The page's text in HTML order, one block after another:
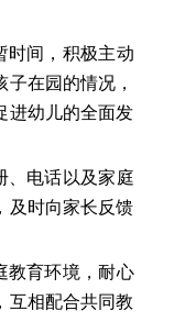
间，积极主动
在园的情况，
进幼儿的全面发
电话以及家庭
及时向家长反馈
育环境，耐心
互相配合共同教